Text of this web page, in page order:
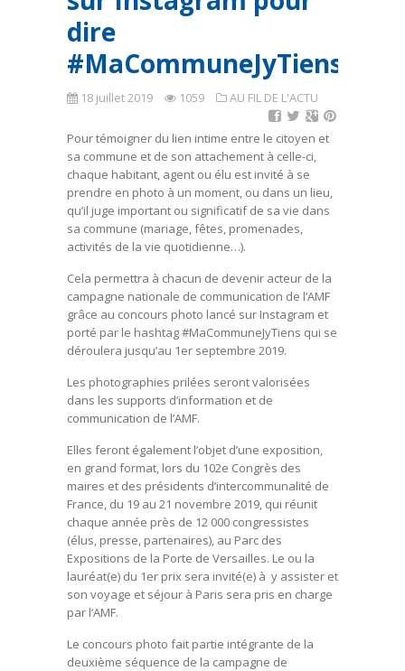
dire
#MaCommuneJyTiens
18 juillet 2019 1059 AU FIL DE L'ACTU
Pour témoigner du lien intime entre le citoyen et
sa commune et de son attachement à celle-ci,
chaque habitant, agent ou élu est invité à se
prendre en photo à un moment, ou dans un lieu,
qu’il juge important ou significatif de sa vie dans
sa commune (mariage, fêtes, promenades,
activités de la vie quotidienne…).
Cela permettra à chacun de devenir acteur de la
campagne nationale de communication de l’AMF
grâce au concours photo lancé sur Instagram et
porté par le hashtag #MaCommuneJyTiens qui se
déroulera jusqu’au 1er septembre 2019.
Les photographies prilées seront valorisées
dans les supports d’information et de
communication de l’AMF.
Elles feront également l’objet d’une exposition,
en grand format, lors du 102e Congrès des
maires et des présidents d’intercommunalité de
France, du 19 au 21 novembre 2019, qui réunit
chaque année près de 12 000 congressistes
(élus, presse, partenaires), au Parc des
Expositions de la Porte de Versailles. Le ou la
lauréat(e) du 1er prix sera invité(e) à y assister et
son voyage et séjour à Paris sera pris en charge
par l’AMF.
Le concours photo fait partie intégrante de la
deuxième séquence de la campagne de